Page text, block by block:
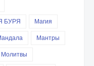
БУРЯ
Магия
Мантры
Молитвы